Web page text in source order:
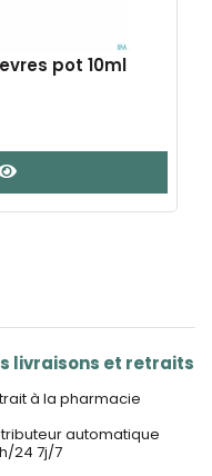
pot 10ml
livraisons et retraits
à la pharmacie
automatique
24 7j/7